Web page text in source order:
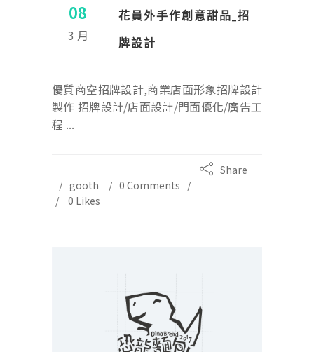
08
3 月
花員外手作創意甜品_招
牌設計
優質商空招牌設計,商業店面形象招牌設計
製作 招牌設計/店面設計/門面優化/廣告工
程 ...
gooth 0 Comments
Share
0 Likes